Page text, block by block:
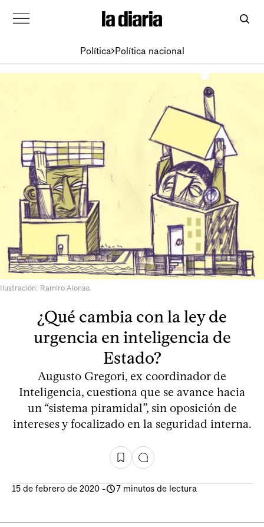
Política Política nacional
Ilustración: Ramiro Alonso.
¿Qué cambia con la ley de
urgencia en inteligencia de
Estado?
Augusto Gregori, ex coordinador de
Inteligencia, cuestiona que se avance hacia
un “sistema piramidal”, sin oposición de
intereses y focalizado en la seguridad interna.
15 de febrero de 2020 - 7 minutos de lectura